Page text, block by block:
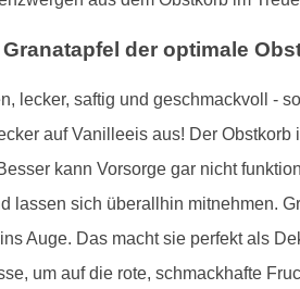
der optimale
lecker, saftig und geschmackvoll -
auf Vanilleeis aus! Der
kann Vorsorge gar nicht
lassen sich überallhin mitnehmen.
Auge. Das macht sie perfekt als
um auf die rote, schmackhafte